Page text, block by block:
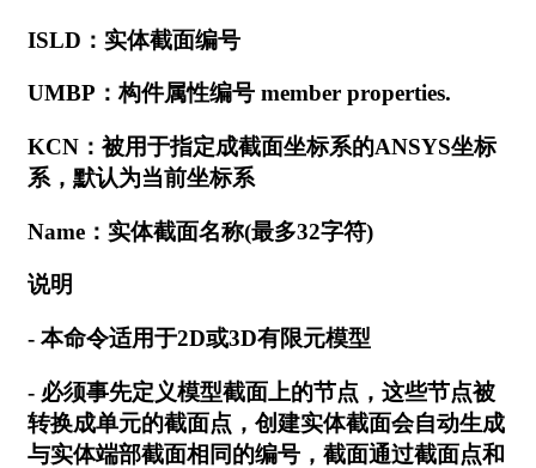
ISLD：实体截面编号
UMBP：构件属性编号 member properties.
KCN：被用于指定成截面坐标系的ANSYS坐标
系，默认为当前坐标系
Name：实体截面名称(最多32字符)
说明
- 本命令适用于2D或3D有限元模型
- 必须事先定义模型截面上的节点，这些节点被
转换成单元的截面点，创建实体截面会自动生成
与实体端部截面相同的编号，截面通过截面点和